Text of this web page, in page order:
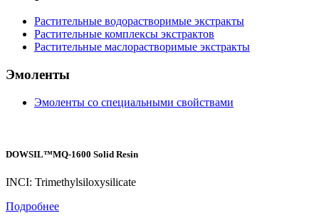
Растительные водорастворимые экстракты
Растительные комплексы экстрактов
Растительные маслорастворимые экстракты
Эмоленты
Эмоленты со специальными свойствами
DOWSIL™MQ-1600 Solid Resin
INCI: Trimethylsiloxysilicate
Подробнее